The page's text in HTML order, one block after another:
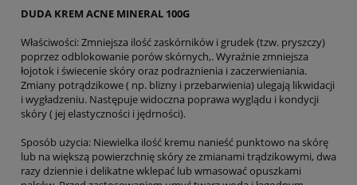
DUDA KREM ACNE MINERAL 100G
Właściwości: Zmniejsza ilość zaskórników i grudek (tzw. pryszczy)
poprzez odblokowanie porów skórnych,. Wyraźnie zmniejsza
łojotok i świecenie skóry oraz podrażnienia i zaczerwieniania.
Zmiany potrądzikowe ( np. blizny i przebarwienia) ulegają likwidacji
i wygładzeniu. Następuje widoczna poprawa wyglądu i kondycji
skóry ( jej elastyczności i jędrności).
Sposób użycia: Niewielka ilość kremu nanieść punktowo na skórę
lub na większą powierzchnię skóry ze zmianami trądzikowymi, dwa
razy dziennie i delikatne wklepać lub wmasować opuszkami